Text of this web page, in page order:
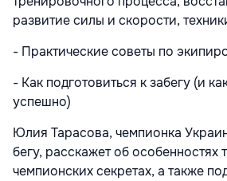
развитие силы и скорости,
- Практические советы по
- Как подготовиться к забегу (и
успешно)
Юлия Тарасова, чемпионка
бегу, расскажет об особенностях
чемпионских секретах, а также